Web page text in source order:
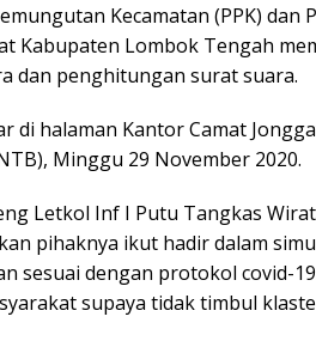
Kecamatan (PPK) dan
Kabupaten Lombok Tengah
dan penghitungan surat suara.
di halaman Kantor Camat
Minggu 29 November 2020.
Letkol Inf I Putu Tangkas
pihaknya ikut hadir dalam
sesuai dengan protokol covid-
supaya tidak timbul